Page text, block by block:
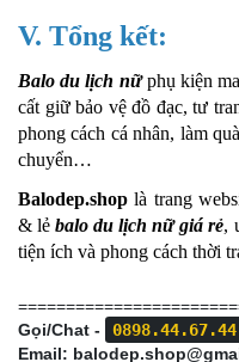
V. Tổng kết:
Balo du lịch nữphụ kiện
cất giữ bảo vệ đồ đạc, tư
phong cách cá nhân, làm
chuyển…
Balodep.shop là trang
& lẻbalo du lịch nữ giá rẻ,
tiện ích và phong cách thời
Gọi/Chat -
0898.44.67.44
Email: